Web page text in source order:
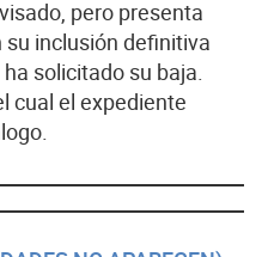
pero presenta
inclusión definitiva
solicitado su baja.
cual el expediente